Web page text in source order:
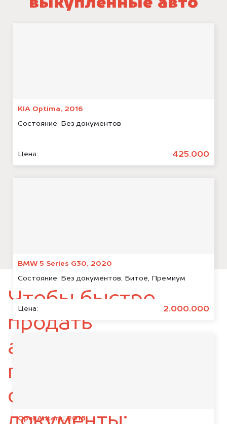
выкупленные авто
KIA Optima, 2016
Состояние: Без документов
Цена: 425.000
BMW 5 Series G30, 2020
Состояние: Без документов, Битое, Премиум
Цена: 2.000.000
Opel Antara, 2018
Чтобы быстро
продать
автомобиль,
подготовьте
следующие